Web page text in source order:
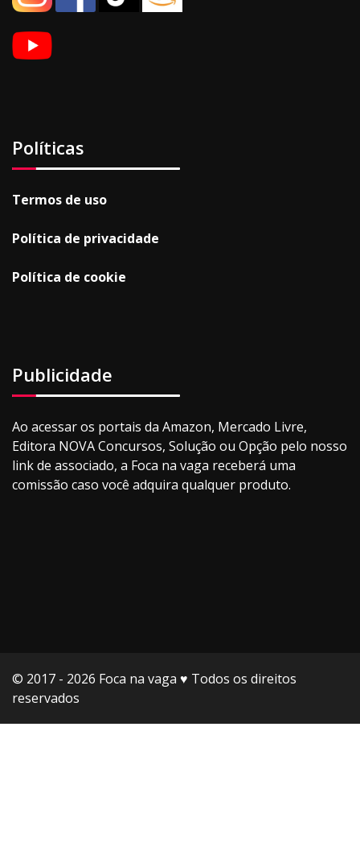
Políticas
Termos de uso
Política de privacidade
Política de cookie
Publicidade
Ao acessar os portais da Amazon, Mercado Livre,
Editora NOVA Concursos, Solução ou Opção pelo nosso
link de associado, a Foca na vaga receberá uma
comissão caso você adquira qualquer produto.
© 2017 - 2026 Foca na vaga ♥️ Todos os direitos
reservados